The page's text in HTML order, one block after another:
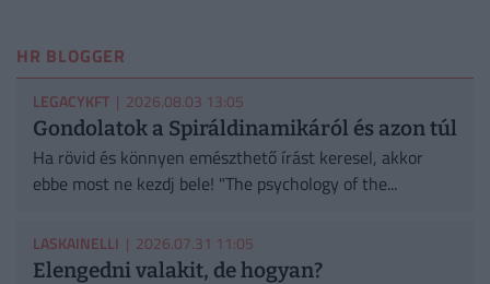
HR BLOGGER
LEGACYKFT | 2026.08.03 13:05
Gondolatok a Spiráldinamikáról és azon túl
Ha rövid és könnyen emészthető írást keresel, akkor
ebbe most ne kezdj bele! "The psychology of the...
LASKAINELLI | 2026.07.31 11:05
Elengedni valakit, de hogyan?